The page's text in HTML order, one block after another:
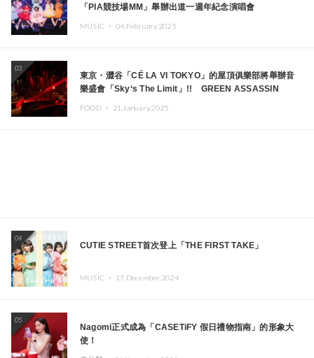
「PIA競技場MM」舉辦出道一週年紀念演唱會
MUSIC ・ 04.February.2025
03
東京・澀谷「CÉ LA VI TOKYO」的屋頂俱樂部將舉辦音
樂盛會「Sky‘s The Limit」!! GREEN ASSASSIN
FOOD ・ 21.January.2025
04
CUTIE STREET首次登上「THE FIRST TAKE」
MUSIC ・ 17.December.2024
05
Nagomi正式成為「CASETiFY 假日禮物指南」的形象大
使！